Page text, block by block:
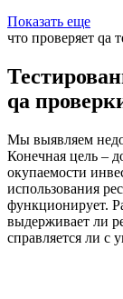
Показать еще
что проверяет qa
qa
Мы выявляем
Конечная цель –
окупаемости
использования
функционирует.
выдерживает ли
справляется ли с